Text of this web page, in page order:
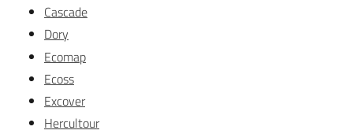
Cascade
Dory
Ecomap
Ecoss
Excover
Hercultour